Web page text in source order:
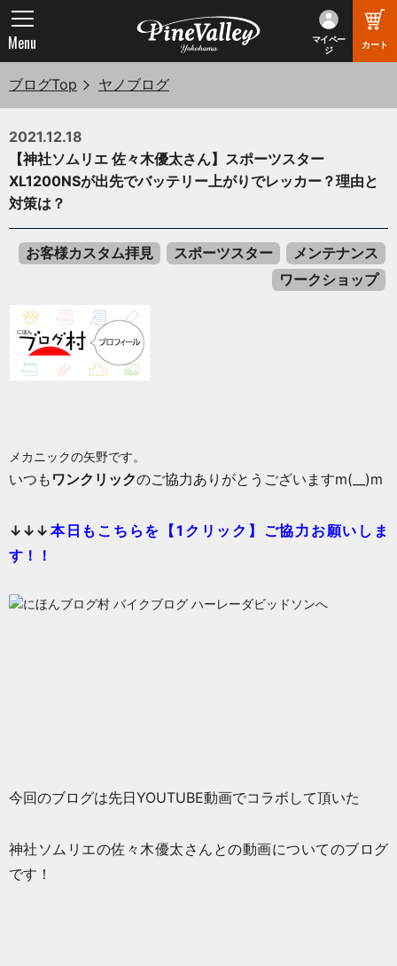
マイペー
ジ
カート
Menu
ブログTop ヤノブログ
2021.12.18
【神社ソムリエ 佐々木優太さん】スポーツスター
XL1200NSが出先でバッテリー上がりでレッカー？理由と
対策は？
お客様カスタム拝見 スポーツスター
メンテナンス
ワークショップ
メカニックの矢野です。
いつも ワンクリックのご協力ありがとうございますm(__)m
↓↓↓ 本日もこち らを【1クリック】ご協力お願いしま
す！！
今回のブログは先日YOUTUBE動画でコラボして頂いた
神社ソムリエの佐々木優太さんとの動画についてのブログ
です！